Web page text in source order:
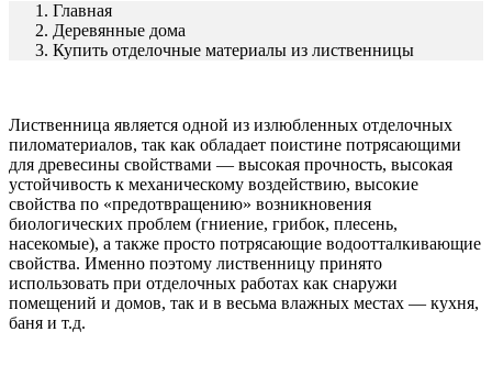
Главная
Деревянные дома
Купить отделочные материалы из лиственницы
Лиственница является одной из излюбленных отделочных
пиломатериалов, так как обладает поистине потрясающими
для древесины свойствами — высокая прочность, высокая
устойчивость к механическому воздействию, высокие
свойства по «предотвращению» возникновения
биологических проблем (гниение, грибок, плесень,
насекомые), а также просто потрясающие водоотталкивающие
свойства. Именно поэтому лиственницу принято
использовать при отделочных работах как снаружи
помещений и домов, так и в весьма влажных местах — кухня,
баня и т.д.